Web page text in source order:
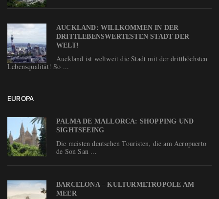
AUCKLAND: WILLKOMMEN IN DER
DRITTLEBENSWERTESTEN STADT DER
WELT!
Auckland ist weltweit die Stadt mit der dritthöchsten
Lebensqualität! So ...
EUROPA
PALMA DE MALLORCA: SHOPPING UND
SIGHTSEEING
Die meisten deutschen Touristen, die am Aeropuerto
de Son San ...
BARCELONA – KULTURMETROPOLE AM
MEER